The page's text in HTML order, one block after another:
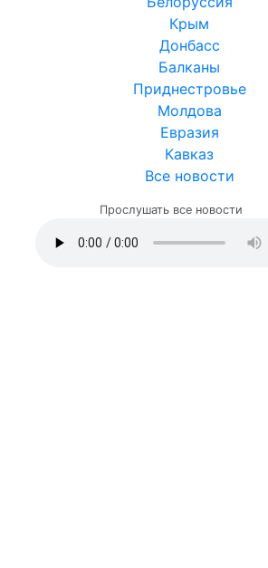
Крым
Донбасс
Балканы
Приднестровье
Молдова
Евразия
Кавказ
Все новости
Прослушать все новости